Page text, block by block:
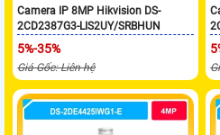
Camera IP 8MP Hikvision DS-
2CD2387G3-LIS2UY/SRBHUN
5%-35%
Giá Gốc: Liên hệ